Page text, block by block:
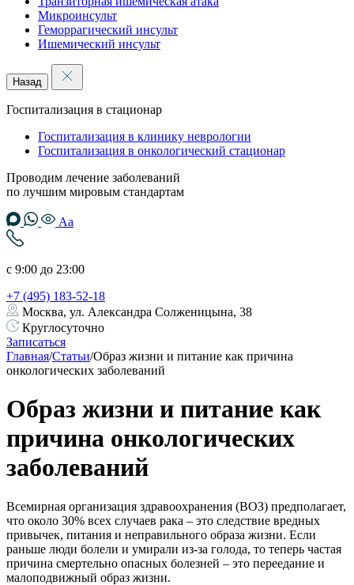
Микроинсульт
Геморрагический инсульт
Ишемический инсульт
Назад
Госпитализация в стационар
Госпитализация в клинику неврологии
Госпитализация в онкологический стационар
Проводим лечение заболеваний
по лучшим мировым стандартам
Аа
с 9:00 до 23:00
+7 (495) 183-52-18
Москва, ул. Александра Солженицына, 38
Круглосуточно
Записаться
Skip
to
Главная/Статьи/Образ жизни и питание как причина
онкологических заболеваний
Образ жизни и питание как
причина онкологических
заболеваний
Всемирная организация здравоохранения (ВОЗ) предполагает,
что около 30% всех случаев рака – это следствие вредных
привычек, питания и неправильного образа жизни. Если
раньше люди болели и умирали из-за голода, то теперь частая
причина смертельно опасных болезней – это переедание и
малоподвижный образ жизни.